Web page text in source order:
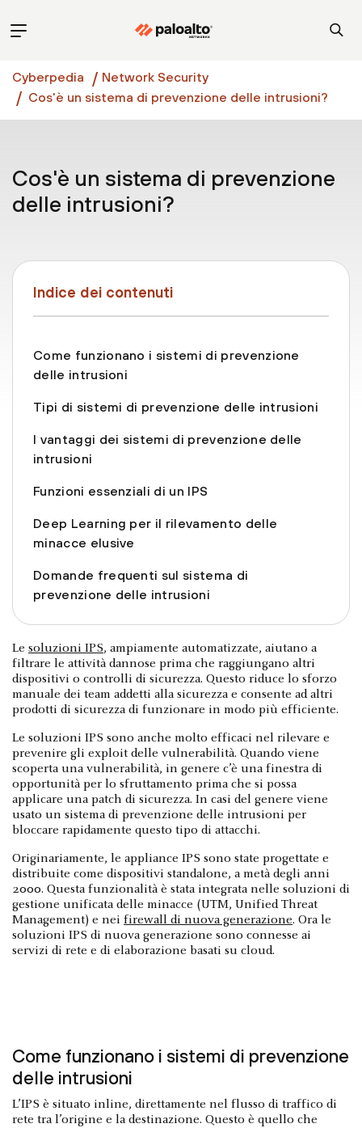
Cyberpedia
Network Security
Cos'è un sistema di prevenzione delle intrusioni?
Cos'è un sistema di prevenzione
delle intrusioni?
Indice dei contenuti
Come funzionano i sistemi di prevenzione
delle intrusioni
Tipi di sistemi di prevenzione delle intrusioni
I vantaggi dei sistemi di prevenzione delle
intrusioni
Funzioni essenziali di un IPS
Deep Learning per il rilevamento delle
minacce elusive
Domande frequenti sul sistema di
prevenzione delle intrusioni
Le soluzioni IPS, ampiamente automatizzate, aiutano a
filtrare le attività dannose prima che raggiungano altri
dispositivi o controlli di sicurezza. Questo riduce lo sforzo
manuale dei team addetti alla sicurezza e consente ad altri
prodotti di sicurezza di funzionare in modo più efficiente.
Le soluzioni IPS sono anche molto efficaci nel rilevare e
prevenire gli exploit delle vulnerabilità. Quando viene
scoperta una vulnerabilità, in genere c’è una finestra di
opportunità per lo sfruttamento prima che si possa
applicare una patch di sicurezza. In casi del genere viene
usato un sistema di prevenzione delle intrusioni per
bloccare rapidamente questo tipo di attacchi.
Originariamente, le appliance IPS sono state progettate e
distribuite come dispositivi standalone, a metà degli anni
2000. Questa funzionalità è stata integrata nelle soluzioni di
gestione unificata delle minacce (UTM, Unified Threat
Management) e nei firewall di nuova generazione. Ora le
soluzioni IPS di nuova generazione sono connesse ai
servizi di rete e di elaborazione basati su cloud.
Come funzionano i sistemi di prevenzione
delle intrusioni
L’IPS è situato inline, direttamente nel flusso di traffico di
rete tra l’origine e la destinazione. Questo è quello che